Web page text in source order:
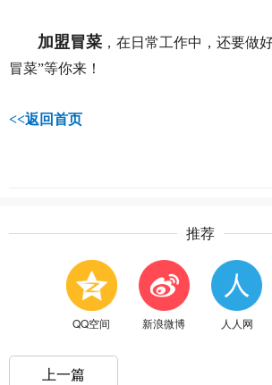
加盟冒菜 ，在日常工作中，还要做
冒菜”等你来！
<<返回首页
推荐
QQ空间 新浪微博 人人网
上一篇